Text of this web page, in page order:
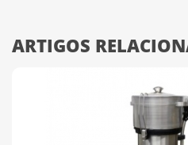
ARTIGOS